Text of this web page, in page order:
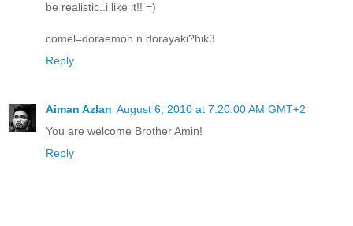
be realistic..i like it!! =)
comel=doraemon n dorayaki?hik3
Reply
Aiman Azlan August 6, 2010 at 7:20:00 AM GMT+2
You are welcome Brother Amin!
Reply